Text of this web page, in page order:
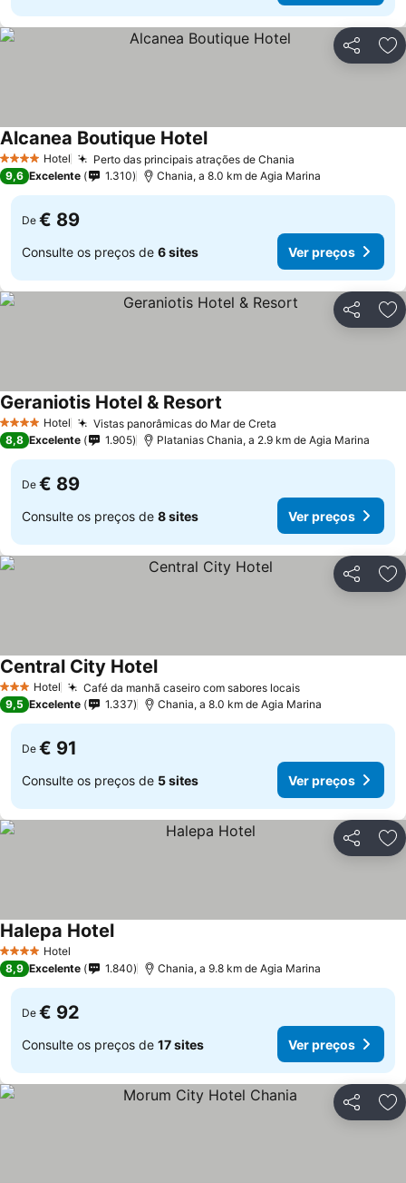
Partilhar
4 EstrelasHotel Perto das principais atrações de Chania
Alcanea Boutique HotelVer preços
9,6 Excelente 1.310 Chania, a 8.0 km de Agia Marina
De € 89
Consulte os preços de 6 sites Ver preços
Partilhar
4 EstrelasHotel Vistas panorâmicas do Mar de Creta
Geraniotis Hotel & Resort
8,8 Excelente 1.905 Platanias Chania, a 2.9 km de Agia Marina
De € 89
Consulte os preços de 8 sites Ver preços
Partilhar
3 EstrelasHotel Café da manhã caseiro com sabores locaisVer preços
Central City HotelVer preços
9,5 Excelente 1.337 Chania, a 8.0 km de Agia Marina
De € 91
Consulte os preços de 5 sites Ver preços
Partilhar
4 EstrelasHotel
Halepa HotelVer preços
8,9 Excelente 1.840 Chania, a 9.8 km de Agia Marina
De € 92
Consulte os preços de 17 sites Ver preços
Partilhar